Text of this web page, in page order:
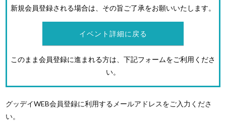
新規会員登録される場合は、その旨ご了承をお願いいたします。
イベント詳細に戻る
このまま会員登録に進まれる方は、下記フォームをご利用くださ
い。
グッデイWEB会員登録に利用するメールアドレスをご入力くださ
い。